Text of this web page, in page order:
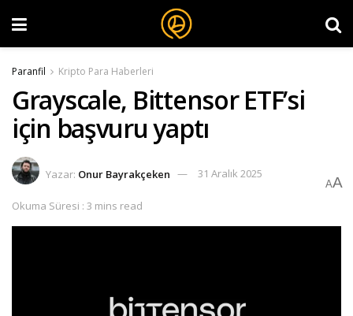
Paranfil Kripto Para Haberleri
Grayscale, Bittensor ETF’si
için başvuru yaptı
Yazar: Onur Bayrakçeken 31 Aralık 2025
Okuma Süresi : 3 mins read
AA